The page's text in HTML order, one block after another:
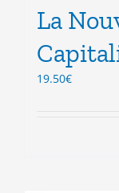
La
19.50€